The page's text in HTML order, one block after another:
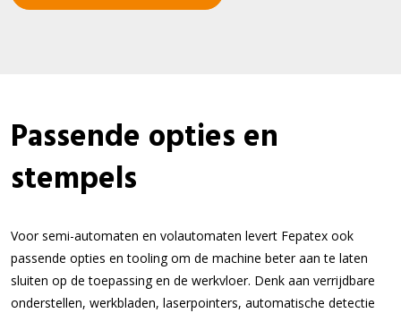
Passende opties en
stempels
Voor semi-automaten en volautomaten levert Fepatex ook
passende opties en tooling om de machine beter aan te laten
sluiten op de toepassing en de werkvloer. Denk aan verrijdbare
onderstellen, werkbladen, laserpointers, automatische detectie